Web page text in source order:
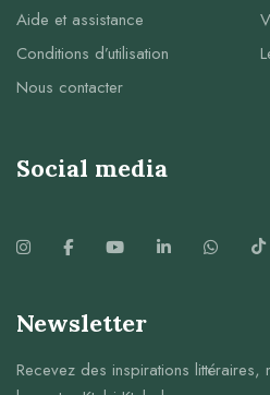
Aide et assistance
Conditions d’utilisation
Nous contacter
Social media
Newsletter
Recevez des inspirations